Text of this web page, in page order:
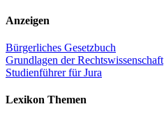
Anzeigen
Bürgerliches Gesetzbuch
Grundlagen der Rechtswissenschaft
Studienführer für Jura
Lexikon Themen